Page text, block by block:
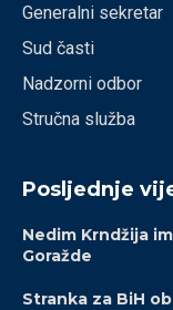
Generalni sekretar
Sud časti
Nadzorni odbor
Stručna služba
Posljednje
Nedim Krndžija
Goražde
Stranka za BiH